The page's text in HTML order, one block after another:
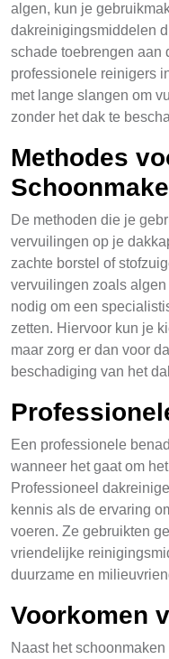
algen, kun je
dakreinigingsmiddelen
schade toebrengen aan
professionele reinigers
met lange slangen om
zonder het dak te
Methodes
De methoden die je
vervuilingen op je
zachte borstel of
vervuilingen zoals
nodig om een
zetten. Hiervoor kun je
maar zorg er dan voor
beschadiging van het
Een professionele
wanneer het gaat om
Professioneel
kennis als de ervaring
voeren. Ze gebruikten
vriendelijke
duurzame en
Voorkomen
Naast het